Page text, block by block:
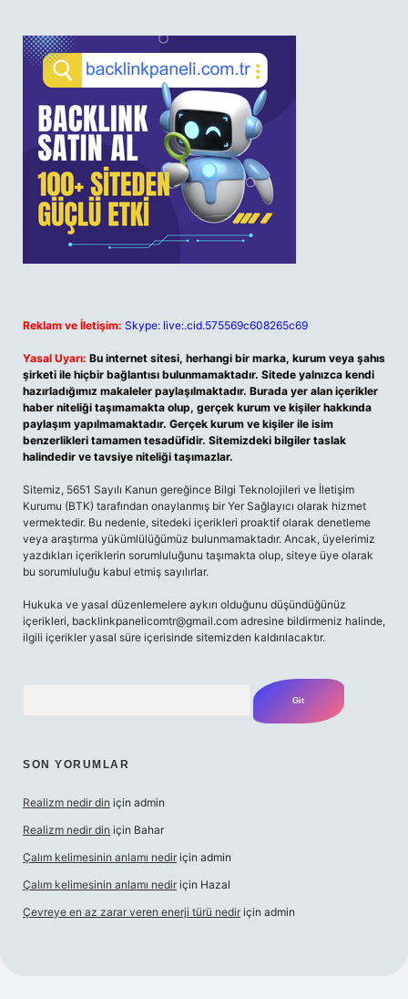
Reklam ve İletişim: Skype: live:.cid.575569c608265c69
Yasal Uyarı: Bu internet sitesi, herhangi bir marka, kurum veya şahıs
şirketi ile hiçbir bağlantısı bulunmamaktadır. Sitede yalnızca kendi
hazırladığımız makaleler paylaşılmaktadır. Burada yer alan içerikler
haber niteliği taşımamakta olup, gerçek kurum ve kişiler hakkında
paylaşım yapılmamaktadır. Gerçek kurum ve kişiler ile isim
benzerlikleri tamamen tesadüfidir. Sitemizdeki bilgiler taslak
halindedir ve tavsiye niteliği taşımazlar.
Sitemiz, 5651 Sayılı Kanun gereğince Bilgi Teknolojileri ve İletişim
Kurumu (BTK) tarafından onaylanmış bir Yer Sağlayıcı olarak hizmet
vermektedir. Bu nedenle, sitedeki içerikleri proaktif olarak denetleme
veya araştırma yükümlülüğümüz bulunmamaktadır. Ancak, üyelerimiz
yazdıkları içeriklerin sorumluluğunu taşımakta olup, siteye üye olarak
bu sorumluluğu kabul etmiş sayılırlar.
Hukuka ve yasal düzenlemelere aykırı olduğunu düşündüğünüz
içerikleri, backlinkpanelicomtr@gmail.com adresine bildirmeniz halinde,
ilgili içerikler yasal süre içerisinde sitemizden kaldırılacaktır.
SON YORUMLAR
Realizm nedir din için admin
Realizm nedir din için Bahar
Çalım kelimesinin anlamı nedir için admin
Çalım kelimesinin anlamı nedir için Hazal
Çevreye en az zarar veren enerji türü nedir için admin